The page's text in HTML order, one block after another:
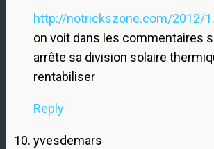
http://notrickszone.com/2012/
on voit dans les commentaires
arrête sa division solaire
rentabiliser
Reply
yvesdemars